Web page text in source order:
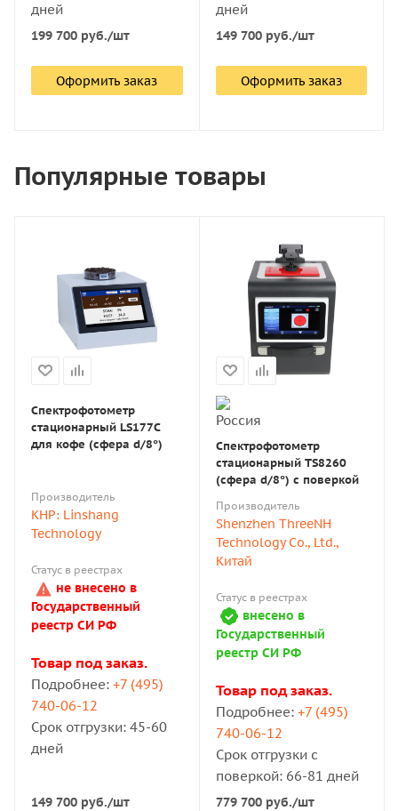
дней
199 700 руб./шт
Оформить заказ
дней
149 700руб./шт
Оформить заказ
Популярные товары
Спектрофотометр
стационарный LS177С
для кофе (сфера d/8°)
Производитель
КНР: Linshang
Technology
Статус в реестрах
не внесено в
Государственный
реестр СИ РФ
Товар под заказ.
Подробнее: +7 (495)
740-06-12
Срок отгрузки: 45-60
дней
149 700 руб./шт
Спектрофотометр
стационарный ТS8260
(сфера d/8°) с поверкой
Производитель
Shenzhen ThreeNH
Technology Co., Ltd.,
Китай
Статус в реестрах
внесено в
Государственный
реестр СИ РФ
Товар под заказ.
Подробнее: +7 (495)
740-06-12
Срок отгрузки с
поверкой: 66-81 дней
779 700 руб./шт